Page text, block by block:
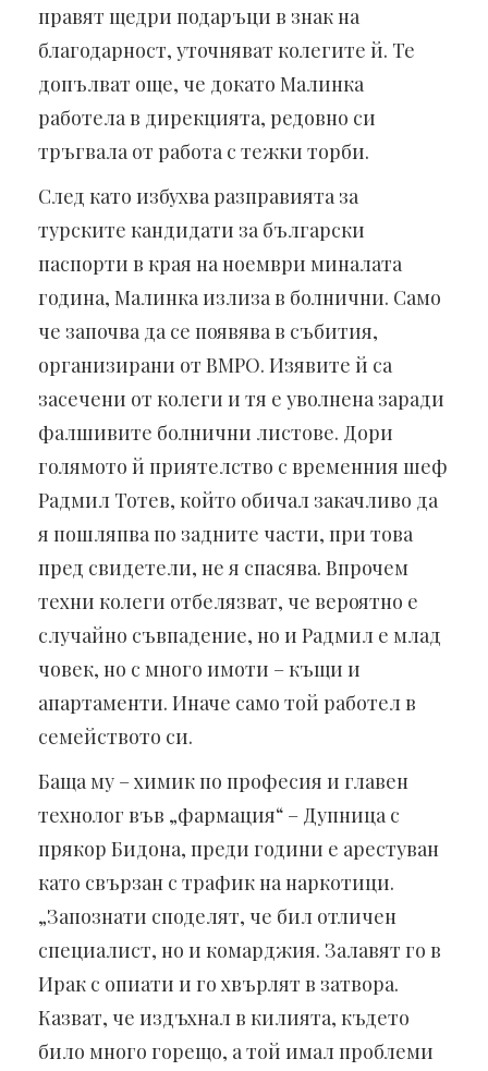
правят щедри подаръци в знак на
благодарност, уточняват колегите й. Те
допълват още, че докато Малинка
работела в дирекцията, редовно си
тръгвала от работа с тежки торби.
След като избухва разправията за
турските кандидати за български
паспорти в края на ноември миналата
година, Малинка излиза в болнични. Само
че започва да се появява в събития,
организирани от ВМРО. Изявите й са
засечени от колеги и тя е уволнена заради
фалшивите болнични листове. Дори
голямото й приятелство с временния шеф
Радмил Тотев, който обичал закачливо да
я пошляпва по задните части, при това
пред свидетели, не я спасява. Впрочем
техни колеги отбелязват, че вероятно е
случайно съвпадение, но и Радмил е млад
човек, но с много имоти – къщи и
апартаменти. Иначе само той работел в
семейството си.
Баща му – химик по професия и главен
технолог във „фармация“ – Дупница с
прякор Бидона, преди години е арестуван
като свързан с трафик на наркотици.
„Запознати споделят, че бил отличен
специалист, но и комарджия. Залавят го в
Ирак с опиати и го хвърлят в затвора.
Казват, че издъхнал в килията, където
било много горещо, а той имал проблеми